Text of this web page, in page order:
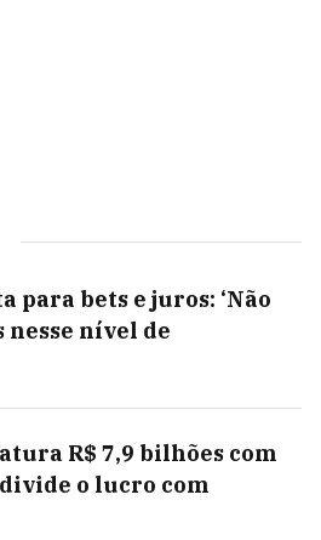
para bets e juros: ‘Não
nesse nível de
R$ 7,9 bilhões com
o lucro com